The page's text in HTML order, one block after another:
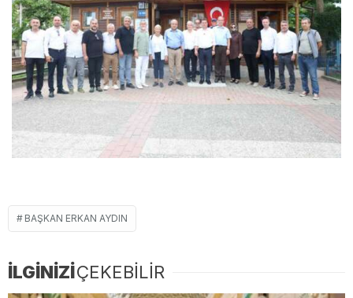
BAŞKAN ERKAN AYDIN
İLGİNİZİÇEKEBİLİR